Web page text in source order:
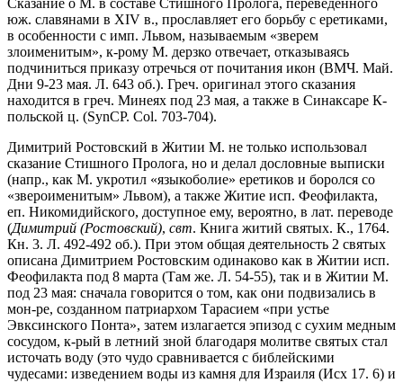
юж. славянами в XIV в., прославляет его борьбу с еретиками,
в особенности с имп. Львом, называемым «зверем
злоименитым», к-рому М. дерзко отвечает, отказываясь
подчиниться приказу отречься от почитания икон (ВМЧ. Май.
Дни 9-23 мая. Л. 643 об.). Греч. оригинал этого сказания
находится в греч. Минеях под 23 мая, а также в Синаксаре К-
польской ц. (SynCP. Сol. 703-704).
Димитрий Ростовский в Житии М. не только использовал
сказание Стишного Пролога, но и делал дословные выписки
(напр., как М. укротил «языкоболие» еретиков и боролся со
«звероименитым» Львом), а также Житие исп. Феофилакта,
еп. Никомидийского, доступное ему, вероятно, в лат. переводе
(Димитрий (Ростовский), свт. Книга житий святых. К., 1764.
Кн. 3. Л. 492-492 об.). При этом общая деятельность 2 святых
описана Димитрием Ростовским одинаково как в Житии исп.
Феофилакта под 8 марта (Там же. Л. 54-55), так и в Житии М.
под 23 мая: сначала говорится о том, как они подвизались в
мон-ре, созданном патриархом Тарасием «при устье
Эвксинского Понта», затем излагается эпизод с сухим медным
сосудом, к-рый в летний зной благодаря молитве святых стал
источать воду (это чудо сравнивается с библейскими
чудесами: изведением воды из камня для Израиля (Исх 17. 6) и